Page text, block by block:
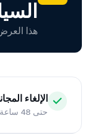
هذا العرض ساري حتى
الإلغاء
حتى 48 ساعة قبل 48 ساعة من موعد الاستلام المحدد